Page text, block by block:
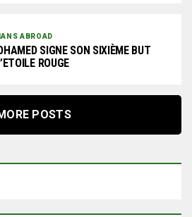
ABROAD
SIGNE SON SIXIÈME BUT
ROUGE
POSTS